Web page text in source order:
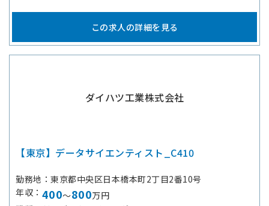
この求人の詳細を見る
ダイハツ工業株式会社
【東京】データサイエンティスト_C410
勤務地
東京都中央区日本橋本町2丁目2番10号
年収
400～800万円